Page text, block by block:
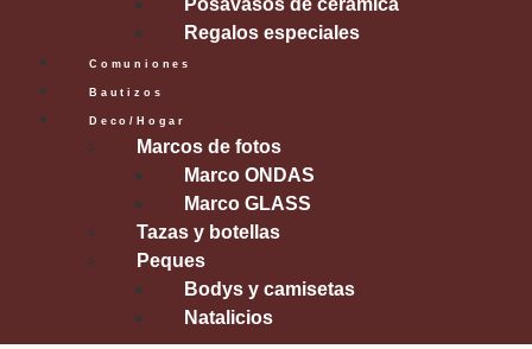
Posavasos de cerámica
Regalos especiales
Comuniones
Bautizos
Deco/Hogar
Marcos de fotos
Marco ONDAS
Marco GLASS
Tazas y botellas
Peques
Bodys y camisetas
Natalicios